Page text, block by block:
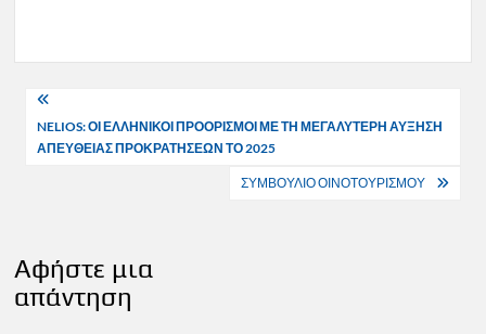
Πλοήγηση
άρθρων
NELIOS: ΟΙ ΕΛΛΗΝΙΚΟΙ ΠΡΟΟΡΙΣΜΟΙ ΜΕ ΤΗ ΜΕΓΑΛΥΤΕΡΗ ΑΥΞΗΣΗ
ΑΠΕΥΘΕΙΑΣ ΠΡΟΚΡΑΤΗΣΕΩΝ ΤΟ 2025
ΣΥΜΒΟΥΛΙΟ ΟΙΝΟΤΟΥΡΙΣΜΟΥ
Αφήστε μια
απάντηση